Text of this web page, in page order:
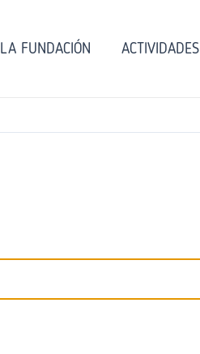
LA FUNDACIÓN ACTIVIDADES